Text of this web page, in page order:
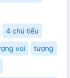
4 chú tiểu
voi tượng